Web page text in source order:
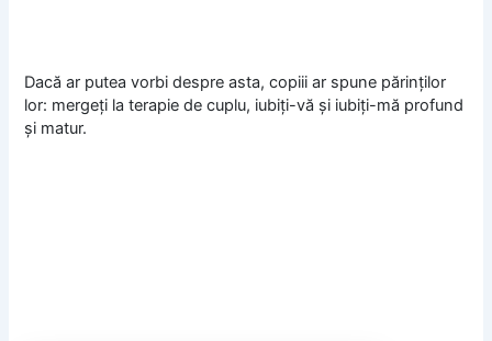
Dacă ar putea vorbi despre asta, copiii ar spune părinţilor
lor: mergeţi la terapie de cuplu, iubiţi-vă şi iubiţi-mă profund
şi matur.